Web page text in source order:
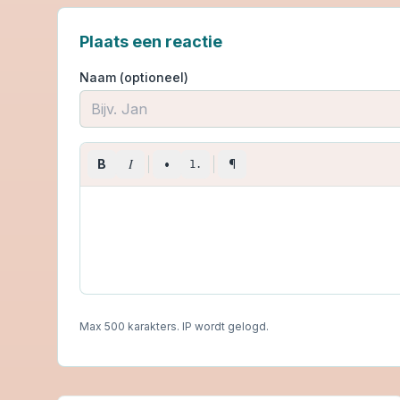
Plaats een reactie
Naam (optioneel)
B I • 1. ¶
Max 500 karakters. IP wordt gelogd.